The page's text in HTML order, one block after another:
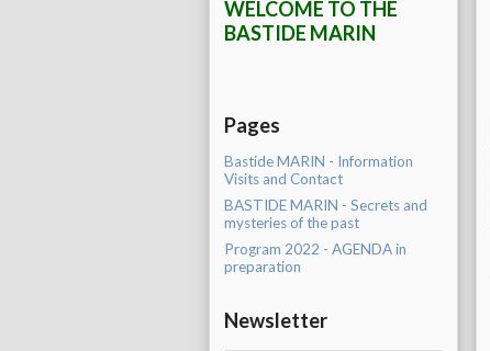
WELCOME TO THE
BASTIDE MARIN
Pages
Bastide MARIN - Information
Visits and Contact
BASTIDE MARIN - Secrets and
mysteries of the past
Program 2022 - AGENDA in
preparation
Newsletter